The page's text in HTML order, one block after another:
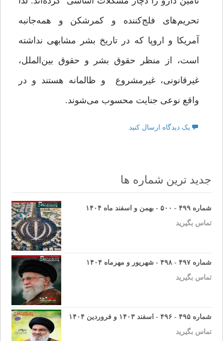
تحریم‌های فلج‌کننده و کمرشکن و همه‌جانبه
آمریکا و اروپا که در تاریخ بشر مشابهی نداشته
است، از منظر حقوق بشر و حقوق بین‌الملل،
غیرقانونی، غیرمشروع و ظالمانه هستند و در
واقع نوعی جنایت محسوب می‌شوند.
یک دیدگاه ارسال کنید
جدید ترین شماره ها
شماره ۴۹۹ - ۵۰۰ - بهمن و اسفند ماه ۱۴۰۴
تماس بگیرید
شماره ۴۹۷ - ۴۹۸ - شهریور و مهرماه ۱۴۰۴
تماس بگیرید
شماره ۴۹۵ - ۴۹۶ - اسفند ۱۴۰۳ و فروردین ۱۴۰۴
تماس بگیرید